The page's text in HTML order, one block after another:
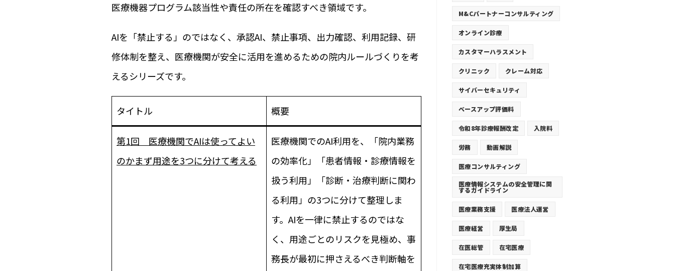
医療機器プログラム該当性や責任の所在を確認すべき領域です。
AIを「禁止する」のではなく、承認AI、禁止事項、出力確認、利用記録、研
修体制を整え、医療機関が安全に活用を進めるための院内ルールづくりを考
えるシリーズです。
タイトル 概要
第1回 医療機関でAIは使ってよい
のか――まず用途を3つに分けて考える
医療機関でのAI利用を、「院内業務
の効率化」「患者情報・診療情報を
扱う利用」「診断・治療判断に関わ
る利用」の3つに分けて整理しま
す。AIを一律に禁止するのではな
く、用途ごとのリスクを見極め、事
務長が最初に押さえるべき判断軸を
M&Cパートナーコンサルティング
オンライン診療
カスタマーハラスメント
クリニック クレーム対応
サイバーセキュリティ
ベースアップ評価料
令和8年診療報酬改定 入院料
労務 動画解説
医療コンサルティング
医療情報システムの安全管理に関
するガイドライン
医療業務支援 医療法人運営
医療経営 厚生局
在医総管 在宅医療
在宅医療充実体制加算